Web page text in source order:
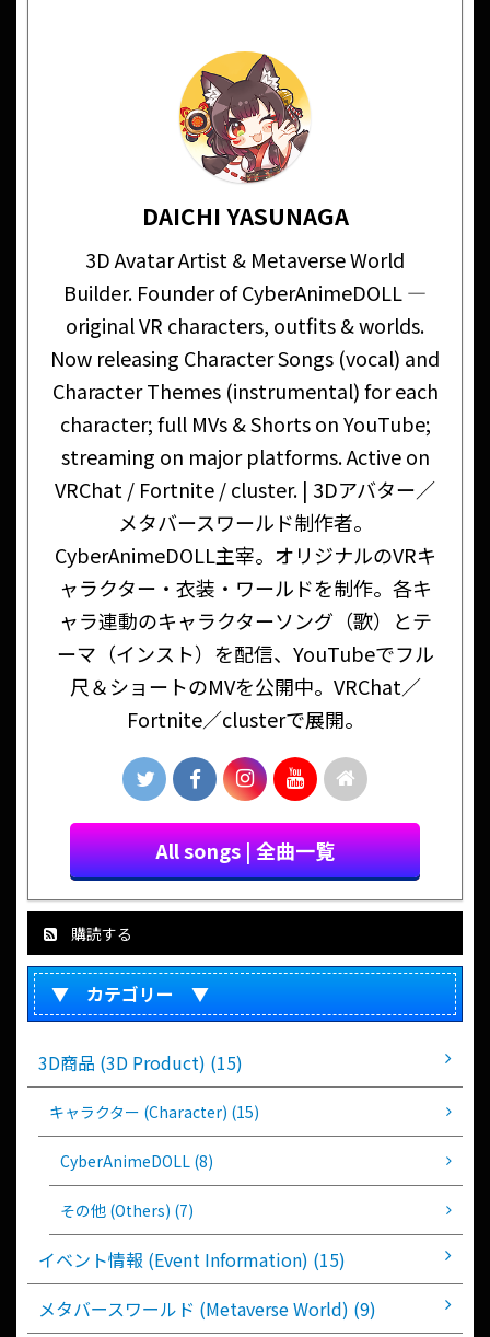
DAICHI YASUNAGA
3D Avatar Artist & Metaverse World
Builder. Founder of CyberAnimeDOLL —
original VR characters, outfits & worlds.
Now releasing Character Songs (vocal) and
Character Themes (instrumental) for each
character; full MVs & Shorts on YouTube;
streaming on major platforms. Active on
VRChat / Fortnite / cluster. | 3Dアバター／
メタバースワールド制作者。
CyberAnimeDOLL主宰。オリジナルのVRキ
ャラクター・衣装・ワールドを制作。各キ
ャラ連動のキャラクターソング（歌）とテ
ーマ（インスト）を配信、YouTubeでフル
尺＆ショートのMVを公開中。VRChat／
Fortnite／clusterで展開。
All songs | 全曲一覧
購読する
▼ カテゴリー ▼
3D商品 (3D Product) (15)
キャラクター (Character) (15)
CyberAnimeDOLL (8)
その他 (Others) (7)
イベント情報 (Event Information) (15)
メタバースワールド (Metaverse World) (9)